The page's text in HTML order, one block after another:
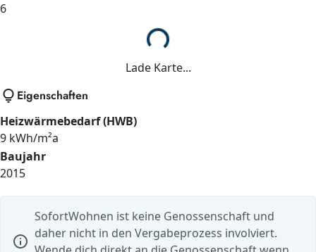
6
Lade...
Lade Karte...
lightbulb Eigenschaften
Heizwärmebedarf (HWB)
9 kWh/m²a
Baujahr
2015
info
SofortWohnen ist keine Genossenschaft und
daher nicht in den Vergabeprozess involviert.